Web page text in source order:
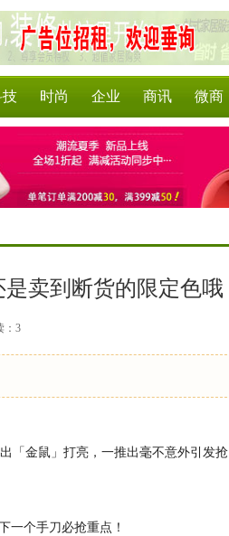
技 时尚 企业 商讯 微商
卖到断货的限定色哦
：3
「金鼠」打亮，一推出毫不意外引发抢
一个手刀必抢重点！